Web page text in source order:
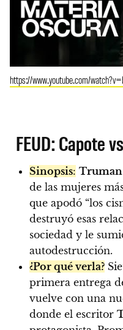
https://www.youtube.com/
FEUD: Capote
Sinopsis: Truman
de las mujeres
que apodó “los
destruyó esas
sociedad y le
autodestrucción.
¿Por qué verla?
primera entrega
vuelve con una
donde el escritor